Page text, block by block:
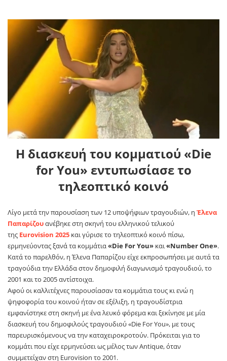
Η διασκευή του κομματιού «Die
for You» εντυπωσίασε το
τηλεοπτικό κοινό
Λίγο μετά την παρουσίαση των 12 υποψήφιων τραγουδιών, η Έλενα
Παπαρίζουανέβηκε στη σκηνή του ελληνικού τελικού
της Eurovision 2025 και γύρισε το τηλεοπτικό κοινό πίσω,
ερμηνεύοντας ξανά τα κομμάτια«Die For You» και«Number One».
Κατά το παρελθόν, η Έλενα Παπαρίζου είχε εκπροσωπήσει με αυτά τα
τραγούδια την Ελλάδα στον δημοφιλή διαγωνισμό τραγουδιού, το
2001 και το 2005 αντίστοιχα.
Αφού οι καλλιτέχνες παρουσίασαν τα κομμάτια τους κι ενώ η
ψηφοφορία του κοινού ήταν σε εξέλιξη, η τραγουδίστρια
εμφανίστηκε στη σκηνή με ένα λευκό φόρεμα και ξεκίνησε με μία
διασκευή του δημοφιλούς τραγουδιού «Die For You», με τους
παρευρισκόμενους να την καταχειροκροτούν. Πρόκειται για το
κομμάτι που είχε ερμηνεύσει ως μέλος των Antique, όταν
συμμετείχαν στη Eurovision το 2001.